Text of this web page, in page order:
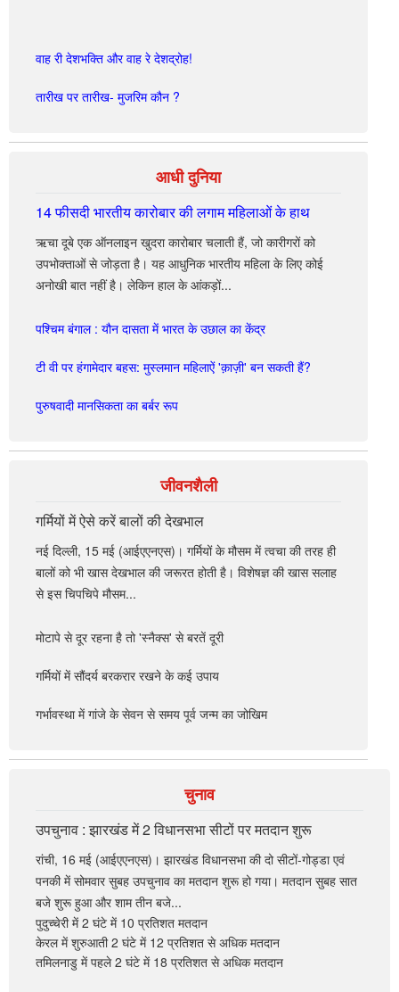
वाह री देशभक्ति और वाह रे देशद्रोह!
तारीख पर तारीख- मुजरिम कौन ?
आधी दुनिया
14 फीसदी भारतीय कारोबार की लगाम महिलाओं के हाथ
ऋचा दूबे एक ऑनलाइन खुदरा कारोबार चलाती हैं, जो कारीगरों को
उपभोक्ताओं से जोड़ता है। यह आधुनिक भारतीय महिला के लिए कोई
अनोखी बात नहीं है। लेकिन हाल के आंकड़ों...
पश्चिम बंगाल : यौन दासता में भारत के उछाल का केंद्र
टी वी पर हंगामेदार बहस: मुस्लमान महिलाऐं 'क़ाज़ी' बन सकती हैं?
पुरुषवादी मानसिकता का बर्बर रूप
जीवनशैली
गर्मियों में ऐसे करें बालों की देखभाल
नई दिल्ली, 15 मई (आईएएनएस)। गर्मियों के मौसम में त्वचा की तरह ही
बालों को भी खास देखभाल की जरूरत होती है। विशेषज्ञ की खास सलाह
से इस चिपचिपे मौसम...
मोटापे से दूर रहना है तो 'स्नैक्स' से बरतें दूरी
गर्मियों में सौंदर्य बरकरार रखने के कई उपाय
गर्भावस्था में गांजे के सेवन से समय पूर्व जन्म का जोखिम
चुनाव
उपचुनाव : झारखंड में 2 विधानसभा सीटों पर मतदान शुरू
रांची, 16 मई (आईएएनएस)। झारखंड विधानसभा की दो सीटों-गोड्डा एवं
पनकी में सोमवार सुबह उपचुनाव का मतदान शुरू हो गया। मतदान सुबह सात
बजे शुरू हुआ और शाम तीन बजे...
पुदुच्चेरी में 2 घंटे में 10 प्रतिशत मतदान
केरल में शुरुआती 2 घंटे में 12 प्रतिशत से अधिक मतदान
तमिलनाडु में पहले 2 घंटे में 18 प्रतिशत से अधिक मतदान